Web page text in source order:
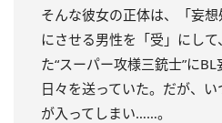
そんな彼女の正体は、「妄想
にさせる男性を「受」にし
た“スーパー攻様三銃士”に
日々を送っていた。 だが、
が入ってしまい……。